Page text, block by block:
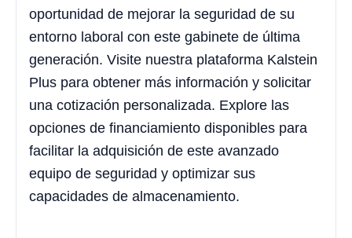
oportunidad de mejorar la seguridad de su
entorno laboral con este gabinete de última
generación. Visite nuestra plataforma Kalstein
Plus para obtener más información y solicitar
una cotización personalizada. Explore las
opciones de financiamiento disponibles para
facilitar la adquisición de este avanzado
equipo de seguridad y optimizar sus
capacidades de almacenamiento.